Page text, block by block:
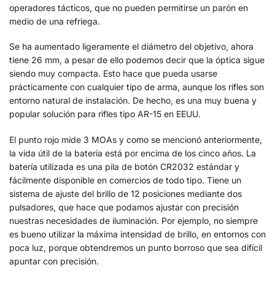
operadores tácticos, que no pueden permitirse un parón en
medio de una refriega.
Se ha aumentado ligeramente el diámetro del objetivo, ahora
tiene 26 mm, a pesar de ello podemos decir que la óptica sigue
siendo muy compacta. Esto hace que pueda usarse
prácticamente con cualquier tipo de arma, aunque los rifles son
entorno natural de instalación. De hecho, es una muy buena y
popular solución para rifles tipo AR-15 en EEUU.
El punto rojo mide 3 MOAs y como se mencionó anteriormente,
la vida útil de la batería está por encima de los cinco años. La
batería utilizada es una pila de botón CR2032 estándar y
fácilmente disponible en comercios de todo tipo. Tiene un
sistema de ajuste del brillo de 12 posiciones mediante dos
pulsadores, que hace que podamos ajustar con precisión
nuestras necesidades de iluminación. Por ejemplo, no siempre
es bueno utilizar la máxima intensidad de brillo, en entornos con
poca luz, porque obtendremos un punto borroso que sea difícil
apuntar con precisión.